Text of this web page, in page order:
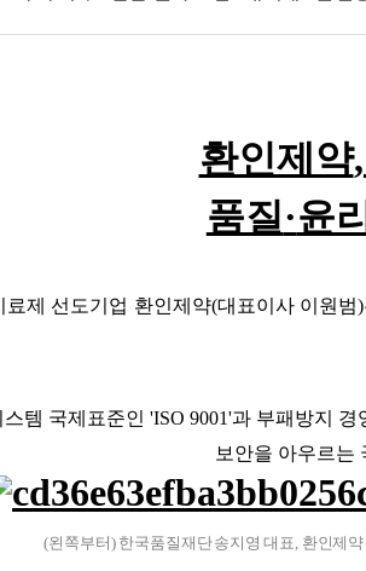
환인제약
품질·윤
제 선도기업 환인제약(대표이사 이원범)
템 국제표준인 'ISO 9001'과 부패방지 경
보안을 아우르는
(왼쪽부터) 한국품질재단송지영 대표, 환인제약